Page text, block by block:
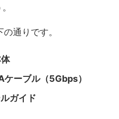
通りです。
ーブル（5Gbps）
ガイド